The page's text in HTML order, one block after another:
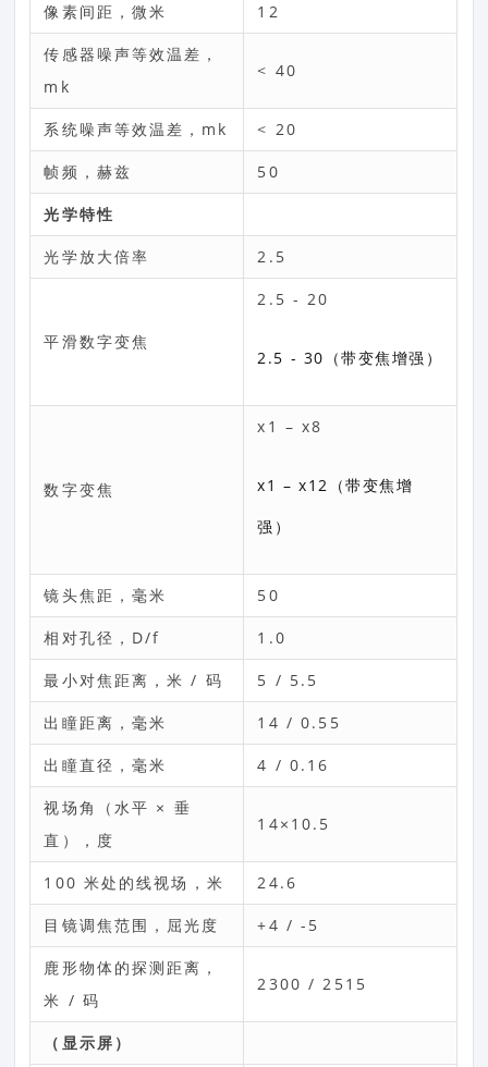
像素间距，微米 12
传感器噪声等效温差，
mk
< 40
系统噪声等效温差，mk < 20
帧频，赫兹 50
光学特性
光学放大倍率 2.5
平滑数字变焦
2.5 - 20
2.5 - 30（带变焦增强）
数字变焦
x1 – x8
x1 – x12（带变焦增
强）
镜头焦距，毫米 50
相对孔径，D/f 1.0
最小对焦距离，米 / 码 5 / 5.5
出瞳距离，毫米 14 / 0.55
出瞳直径，毫米 4 / 0.16
视场角（水平 × 垂
直），度
14×10.5
100 米处的线视场，米 24.6
目镜调焦范围，屈光度 +4 / -5
鹿形物体的探测距离，
米 / 码
2300 / 2515
（显示屏）